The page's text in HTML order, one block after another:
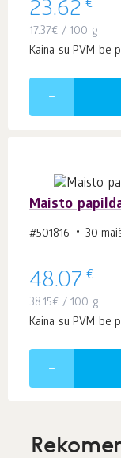
23.62 €
17.37€ / 100 g
Kaina su PVM be
Maisto
#501816 30
48.07 €
38.15€ / 100 g
Kaina su PVM be